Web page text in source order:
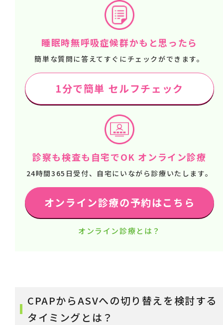
睡眠時無呼吸症候群かもと思ったら
簡単な質問に答えてすぐにチェックができます。
1分で簡単 セルフチェック
診察も検査も自宅でOK オンライン診療
24時間365日受付、自宅にいながら診療いたします。
オンライン診療の予約はこちら
オンライン診療とは？
CPAPからASVへの切り替えを検討する
タイミングとは？